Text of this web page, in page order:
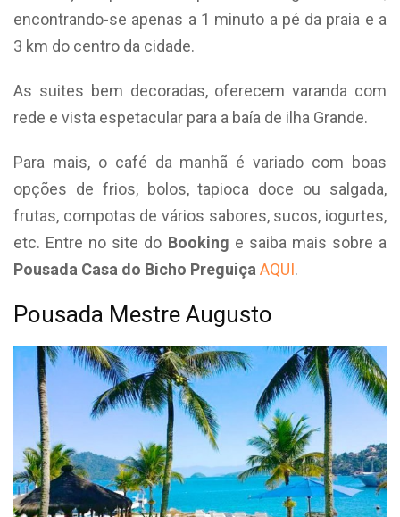
encontrando-se apenas a 1 minuto a pé da praia e a
3 km do centro da cidade.
As suites bem decoradas, oferecem varanda com
rede e vista espetacular para a baía de ilha Grande.
Para mais, o café da manhã é variado com boas
opções de frios, bolos, tapioca doce ou salgada,
frutas, compotas de vários sabores, sucos, iogurtes,
etc. Entre no site do Booking e saiba mais sobre a
Pousada Casa do Bicho Preguiça AQUI.
Pousada Mestre Augusto